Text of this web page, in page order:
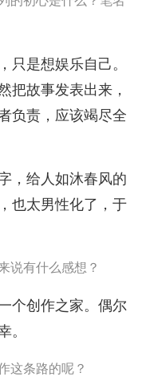
只是想娱乐自己。
把故事发表出来，
负责，应该竭尽全
，给人如沐春风的
也太男性化了，于
说有什么感想？
个创作之家。偶尔
。
这条路的呢？